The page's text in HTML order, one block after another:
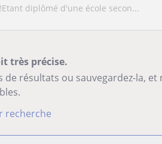
diplômé d'une école secon...
très précise.
résultats ou sauvegardez-la,
recherche